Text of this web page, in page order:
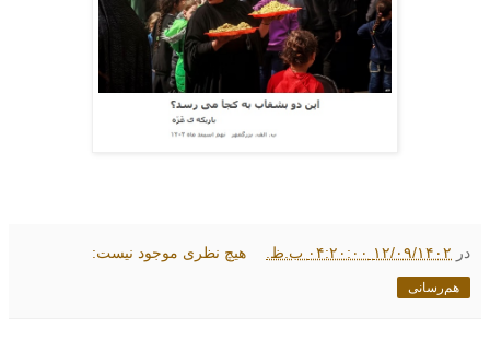
در ۱۲/۰۹/۱۴۰۲ ۰۴:۲۰:۰۰ ب.ظ. هیچ نظری موجود نیست:
هم‌رسانی